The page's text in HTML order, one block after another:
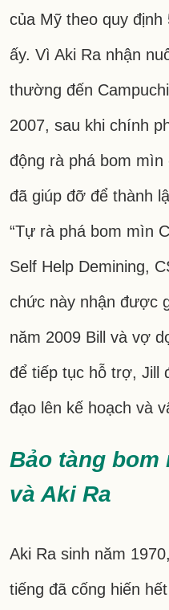
của Mỹ theo quy
ấy. Vì Aki Ra nhận
thường đến
2007, sau khi chính
động rà phá bom mìn
đã giúp đỡ để thành
“Tự rà phá bom mìn
Self Help Demining,
chức này nhận được
năm 2009 Bill và vợ
để tiếp tục hỗ trợ, Jill
đạo lên kế hoạch và
Bảo tàng bom
và Aki Ra
Aki Ra sinh năm
tiếng đã cống hiến